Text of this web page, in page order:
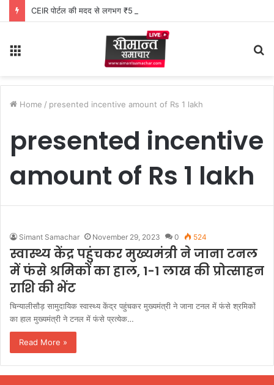
CEIR पोर्टल की मदद से लगभग ₹5 लाख मूल्य के 20 मोबाइल फोन बरामद
Home / presented incentive amount of Rs 1 lakh
presented incentive
amount of Rs 1 lakh
Simant Samachar November 29, 2023 0 524
स्वास्थ्य केंद्र पहुंचकर मुख्यमंत्री ने जाना टनल
में फंसे श्रमिकों का हाल, 1-1 लाख की प्रोत्साहन
राशि की भेंट
चिन्यालीसौड़ सामुदायिक स्वास्थ्य केंद्र पहुंचकर मुख्यमंत्री ने जाना टनल में फंसे श्रमिकों
का हाल मुख्यमंत्री ने टनल में फंसे प्रत्येक…
Read More »